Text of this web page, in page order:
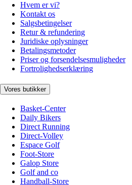
Hvem er vi?
Kontakt os
Salgsbetingelser
Retur & refundering
Juridiske oplysninger
Betalingsmetoder
Priser og forsendelsesmuligheder
Fortrolighedserklæring
Vores butikker
Basket-Center
Daily Bikers
Direct Running
Direct-Volley
Espace Golf
Foot-Store
Galop Store
Golf and co
Handball-Store